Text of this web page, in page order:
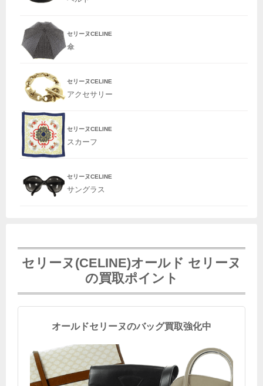
セリーヌCELINE
傘
セリーヌCELINE
アクセサリー
セリーヌCELINE
スカーフ
セリーヌCELINE
サングラス
セリーヌ(CELINE)オールド セリーヌ
の買取ポイント
オールドセリーヌのバッグ買取強化中